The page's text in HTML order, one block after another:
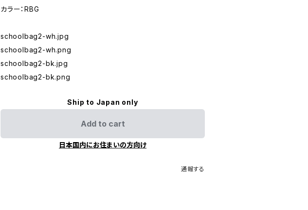
カラー：RBG
schoolbag2-wh.jpg
schoolbag2-wh.png
schoolbag2-bk.jpg
schoolbag2-bk.png
Ship to Japan only
Add to cart
日本国内にお住まいの方向け
通報する